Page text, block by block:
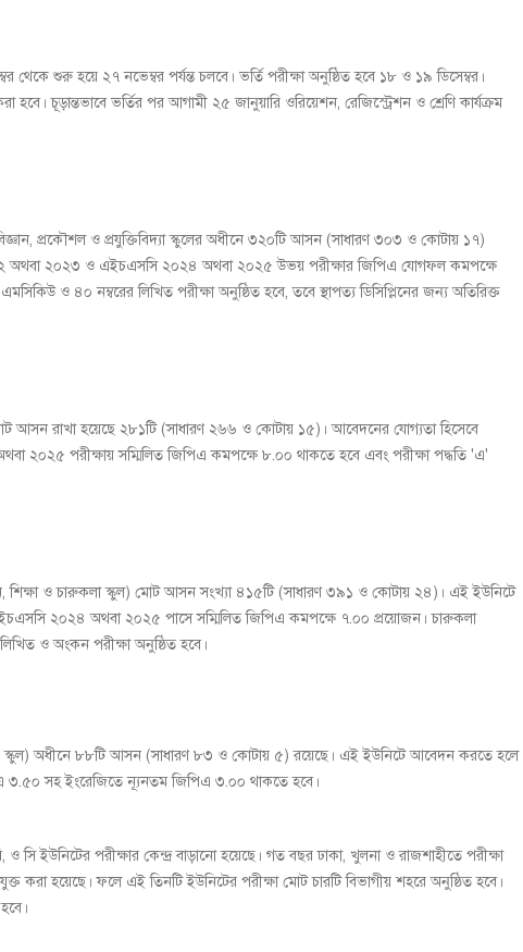
থেকে শুরু হয়ে ২৭ নভেম্বর পর্যন্ত চলবে। ভর্তি পরীক্ষা অনুষ্ঠিত হবে ১৮ ও ১৯ ডিসেম্বর।
চূড়ান্তভাবে ভর্তির পর আগামী ২৫ জানুয়ারি ওরিয়েশন, রেজিস্ট্রেশন ও শ্রেণি কার্যক্রম
প্রকৌশল ও প্রযুক্তিবিদ্যা স্কুলের অধীনে ৩২০টি আসন (সাধারণ ৩০৩ ও কোটায় ১৭)
অথবা ২০২৩ ও এইচএসসি ২০২৪ অথবা ২০২৫ উভয় পরীক্ষার জিপিএ যোগফল কমপক্ষে
ও ৪০ নম্বরের লিখিত পরীক্ষা অনুষ্ঠিত হবে, তবে স্থাপত্য ডিসিপ্লিনের জন্য অতিরিক্ত
আসন রাখা হয়েছে ২৮১টি (সাধারণ ২৬৬ ও কোটায় ১৫)। আবেদনের যোগ্যতা হিসেবে
পরীক্ষায় সম্মিলিত জিপিএ কমপক্ষে ৮.০০ থাকতে হবে এবং পরীক্ষা পদ্ধতি 'এ'
শিক্ষা ও চারুকলা স্কুল) মোট আসন সংখ্যা ৪১৫টি (সাধারণ ৩৯১ ও কোটায় ২৪)। এই ইউনিটে
২০২৪ অথবা ২০২৫ পাসে সম্মিলিত জিপিএ কমপক্ষে ৭.০০ প্রয়োজন। চারুকলা
লিখিত ও অংকন পরীক্ষা অনুষ্ঠিত হবে।
স্কুল) অধীনে ৮৮টি আসন (সাধারণ ৮৩ ও কোটায় ৫) রয়েছে। এই ইউনিটে আবেদন করতে হলে
সহ ইংরেজিতে ন্যূনতম জিপিএ ৩.০০ থাকতে হবে।
ও সি ইউনিটের পরীক্ষার কেন্দ্র বাড়ানো হয়েছে। গত বছর ঢাকা, খুলনা ও রাজশাহীতে পরীক্ষা
করা হয়েছে। ফলে এই তিনটি ইউনিটের পরীক্ষা মোট চারটি বিভাগীয় শহরে অনুষ্ঠিত হবে।